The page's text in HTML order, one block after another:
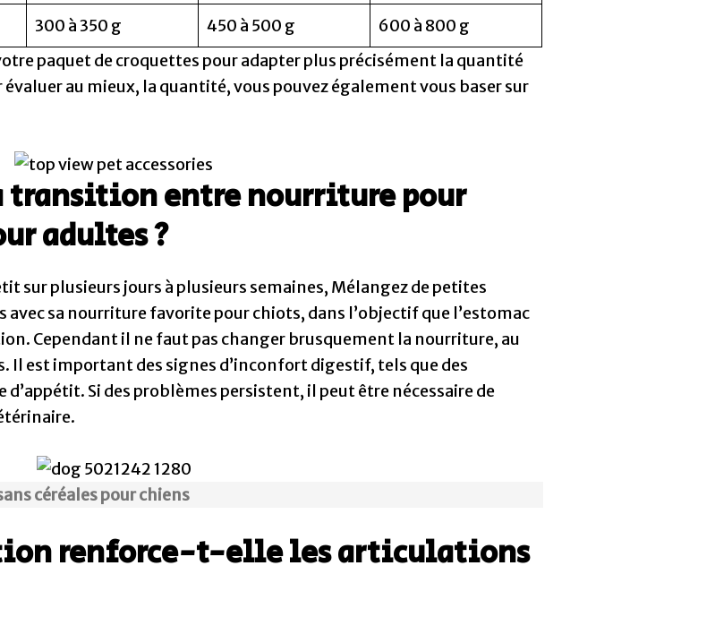
300 à 350 g 450 à 500 g
600 à 800 g
paquet de croquettes pour adapter plus précisément la quantité
au mieux, la quantité, vous pouvez également vous baser sur
entre nourriture pour
adultes ?
sur plusieurs jours à plusieurs semaines, Mélangez de petites
sa nourriture favorite pour chiots, dans l’objectif que l’estomac
Cependant il ne faut pas changer brusquement la nourriture, au
Il est important des signes d’inconfort digestif, tels que des
Si des problèmes persistent, il peut être nécessaire de
céréales pour chiens
renforce-t-elle les articulations